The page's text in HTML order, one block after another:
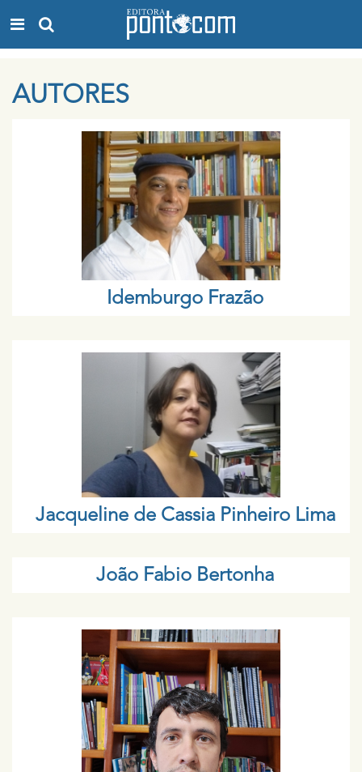
AUTORES
Idemburgo Frazão
Jacqueline de Cassia Pinheiro Lima
João Fabio Bertonha